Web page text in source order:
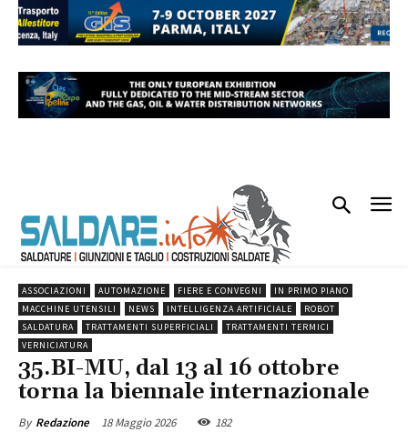
ASSOCIAZIONI AUTOMAZIONE FIERE E CONVEGNI
IN PRIMO PIANO
MACCHINE UTENSILI
NEWS INTELLIGENZA ARTIFICIALE
ROBOT
SALDATURA
TRATTAMENTI SUPERFICIALI
TRATTAMENTI TERMICI
VERNICIATURA
35.BI-MU, dal 13 al 16 ottobre
torna la biennale internazionale
By Redazione 18 Maggio 2026 182